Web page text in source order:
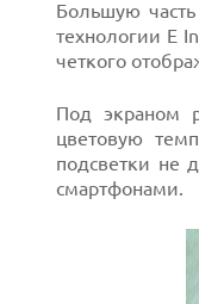
Большую
технологии E
четкого
Под экраном
цветовую
подсветки не
смартфонами.